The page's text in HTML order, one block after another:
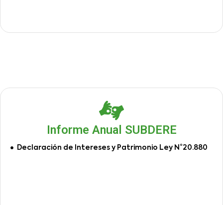
Informe Anual SUBDERE
Declaración de Intereses y Patrimonio Ley N°20.880